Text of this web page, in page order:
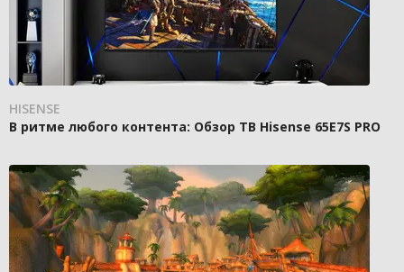
HISENSE
В ритме любого контента: Обзор ТВ Hisense 65E7S PRO